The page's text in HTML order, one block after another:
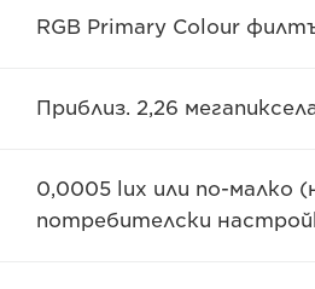
RGB Primary Colour
Приблиз. 2,26
0,0005 lux или по-малко
потребителски